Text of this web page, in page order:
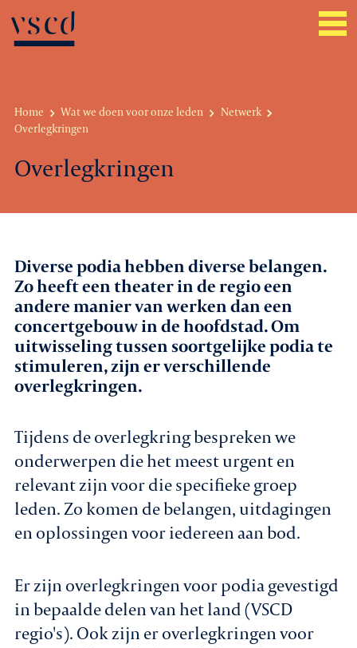
Over VSCD
Belangenbehartiging
Werkgeverszaken
Promotie
Netwerk & service
Lid worden
Agenda
Leden
Nieuws
In gesprek met leden
Contact
Home Wat we doen voor onze leden
Netwerk
Overlegkringen
Overlegkringen
Diverse podia hebben diverse belangen.
Zo heeft een theater in de regio een
andere manier van werken dan een
concertgebouw in de hoofdstad. Om
uitwisseling tussen soortgelijke podia te
stimuleren, zijn er verschillende
overlegkringen.
Tijdens de overlegkring bespreken we
onderwerpen die het meest urgent en
relevant zijn voor die specifieke groep
leden. Zo komen de belangen, uitdagingen
en oplossingen voor iedereen aan bod.
Er zijn overlegkringen voor podia gevestigd
in bepaalde delen van het land (VSCD
regio's). Ook zijn er overlegkringen voor